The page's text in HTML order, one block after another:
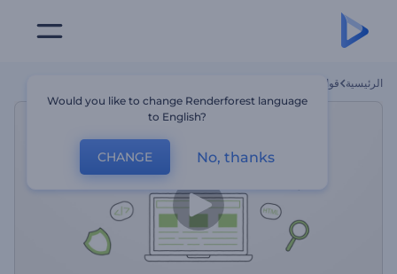
الرئيسية قوالب
Would you like to change Renderforest language
to English?
CHANGE No, thanks